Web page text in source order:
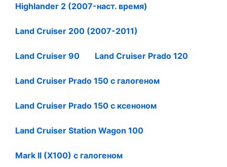
Highlander 2 (2007-наст. время)
Land Cruiser 200 (2007-2011)
Land Cruiser 90 Land Cruiser Prado 120
Land Cruiser Prado 150 с галогеном
Land Cruiser Prado 150 с ксеноном
Land Cruiser Station Wagon 100
Mark II (X100) с галогеном